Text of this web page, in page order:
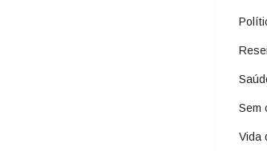
Sem
Vida